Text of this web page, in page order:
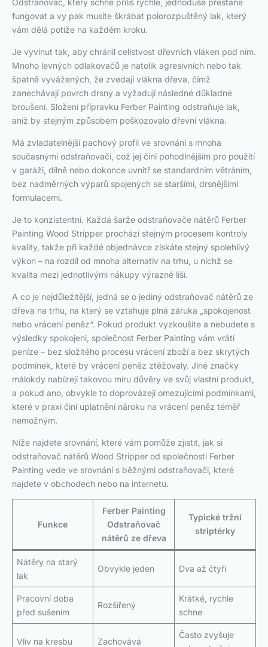
Odstraňovač, který schne příliš rychle, jednoduše přestane
fungovat a vy pak musíte škrábat polorozpuštěný lak, který
vám dělá potíže na každém kroku.
Je vyvinut tak, aby chránil celistvost dřevních vláken pod ním.
Mnoho levných odlakovačů je natolik agresivních nebo tak
špatně vyvážených, že zvedají vlákna dřeva, čímž
zanechávají povrch drsný a vyžadují následné důkladné
broušení. Složení přípravku Ferber Painting odstraňuje lak,
aniž by stejným způsobem poškozovalo dřevní vlákna.
Má zvladatelnější pachový profil ve srovnání s mnoha
současnými odstraňovači, což jej činí pohodlnějším pro použití
v garáži, dílně nebo dokonce uvnitř se standardním větráním,
bez nadměrných výparů spojených se staršími, drsnějšími
formulacemi.
Je to konzistentní. Každá šarže odstraňovače nátěrů Ferber
Painting Wood Stripper prochází stejným procesem kontroly
kvality, takže při každé objednávce získáte stejný spolehlivý
výkon – na rozdíl od mnoha alternativ na trhu, u nichž se
kvalita mezi jednotlivými nákupy výrazně liší.
A co je nejdůležitější, jedná se o jediný odstraňovač nátěrů ze
dřeva na trhu, na který se vztahuje plná záruka „spokojenost
nebo vrácení peněz“. Pokud produkt vyzkoušíte a nebudete s
výsledky spokojeni, společnost Ferber Painting vám vrátí
peníze – bez složitého procesu vrácení zboží a bez skrytých
podmínek, které by vrácení peněz ztěžovaly. Jiné značky
málokdy nabízejí takovou míru důvěry ve svůj vlastní produkt,
a pokud ano, obvykle to doprovázejí omezujícími podmínkami,
které v praxi činí uplatnění nároku na vrácení peněz téměř
nemožným.
Níže najdete srovnání, které vám pomůže zjistit, jak si
odstraňovač nátěrů Wood Stripper od společnosti Ferber
Painting vede ve srovnání s běžnými odstraňovači, které
najdete v obchodech nebo na internetu.
Funkce
Ferber Painting
Odstraňovač
nátěrů ze dřeva
Typické tržní
striptérky
Nátěry na starý
lak
Obvykle jeden Dva až čtyři
Pracovní doba
před sušením
Rozšířený
Krátké, rychle
schne
Vliv na kresbu
Zachovává
Často zvyšuje